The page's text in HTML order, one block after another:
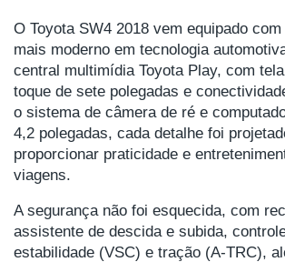
O Toyota SW4 2018 vem equipado
mais moderno em tecnologia
central multimídia Toyota Play, com
toque de sete polegadas e
o sistema de câmera de ré e
4,2 polegadas, cada detalhe foi
proporcionar praticidade e
viagens.
A segurança não foi esquecida, com
assistente de descida e subida,
estabilidade (VSC) e tração (A-TRC),